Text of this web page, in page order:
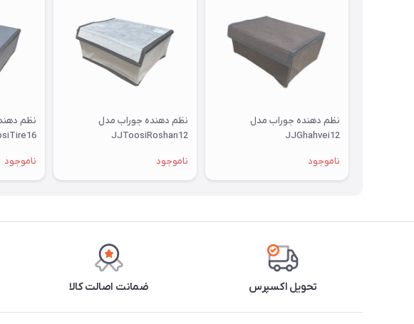
نظم دهنده جوراب مدل
JJGhahvei12
ناموجود
نظم دهنده جوراب مدل
JJToosiRoshan12
ناموجود
نظم
ناموجود
تحویل اکسپرس ضمانت اصالت کالا